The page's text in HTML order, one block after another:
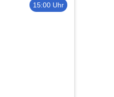
15:00 Uhr